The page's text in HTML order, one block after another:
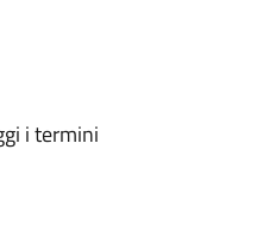
i termini